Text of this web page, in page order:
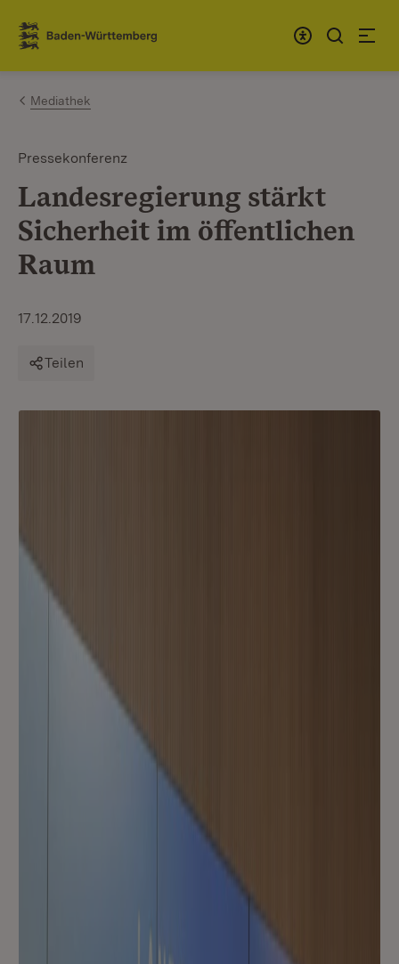
Zum Inhalt springen
Link zur Startseite
Mediathek
Pressekonferenz
Landesregierung stärkt
Sicherheit im öffentlichen
Raum
17.12.2019
Teilen